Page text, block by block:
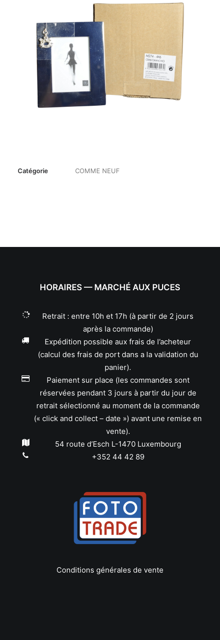
Catégorie COMME NEUF
HORAIRES — MARCHÉ AUX PUCES
Retrait : entre 10h et 17h (à partir de 2 jours
après la commande)
Expédition possible aux frais de l’acheteur
(calcul des frais de port dans a la validation du
panier).
Paiement sur place (les commandes sont
réservées pendant 3 jours à partir du jour de
retrait sélectionné au moment de la commande
(« click and collect – date ») avant une remise en
vente).
54 route d’Esch L-1470 Luxembourg
+352 44 42 89
Conditions générales de vente